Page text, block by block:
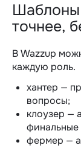
Шаблоны
точнее,
В Wazzup
каждую роль.
хантер —
вопросы;
клоузер —
фермер —